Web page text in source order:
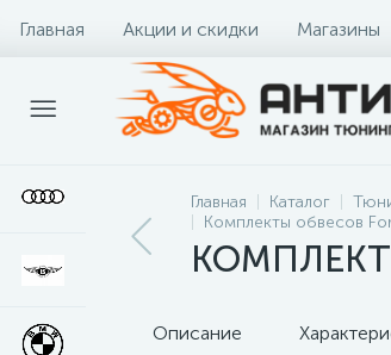
Главная Акции и скидки Магазины
Главная Каталог
Комплекты обвесов
КОМПЛЕКТ
Описание